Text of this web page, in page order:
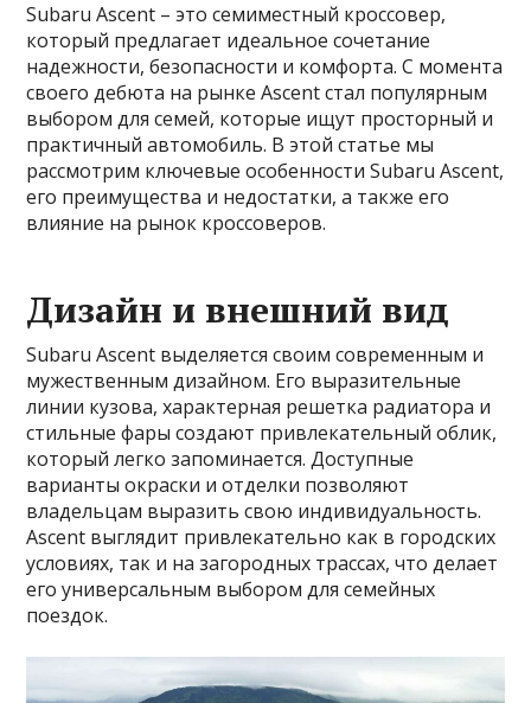
Subaru Ascent – это семиместный кроссовер,
который предлагает идеальное сочетание
надежности, безопасности и комфорта. С момента
своего дебюта на рынке Ascent стал популярным
выбором для семей, которые ищут просторный и
практичный автомобиль. В этой статье мы
рассмотрим ключевые особенности Subaru Ascent,
его преимущества и недостатки, а также его
влияние на рынок кроссоверов.
Дизайн и внешний вид
Subaru Ascent выделяется своим современным и
мужественным дизайном. Его выразительные
линии кузова, характерная решетка радиатора и
стильные фары создают привлекательный облик,
который легко запоминается. Доступные
варианты окраски и отделки позволяют
владельцам выразить свою индивидуальность.
Ascent выглядит привлекательно как в городских
условиях, так и на загородных трассах, что делает
его универсальным выбором для семейных
поездок.